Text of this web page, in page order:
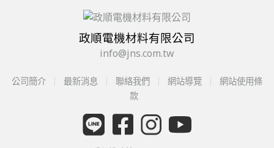
政順電機材料有限公司
info@jns.com.tw
公司簡介 最新消息 聯絡我們 網站導覽
網站使用條
款